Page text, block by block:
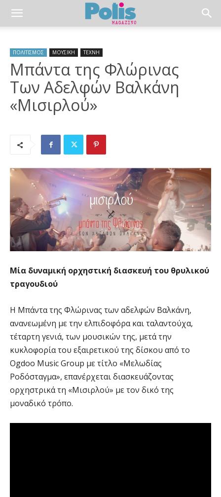
ΠΟΛΙΤΙΣΜΟΣ ΜΟΥΣΙΚΗ ΤΕΧΝΗ
Mπάντα της Φλώρινας
Των Αδελφών Βαλκάνη
«Μισιρλού»
Μία δυναμική ορχηστική διασκευή του θρυλικού
τραγουδιού
Η Μπάντα της Φλώρινας των αδελφών Βαλκάνη,
ανανεωμένη με την ελπιδοφόρα και ταλαντούχα,
τέταρτη γενιά, των μουσικών της, μετά την
κυκλοφορία του εξαιρετικού της δίσκου από το
Ogdoo Music Group με τίτλο «Μελωδίας
Ροδόσταγμα», επανέρχεται διασκευάζoντας
ορχηστρικά τη «Μισιρλού» με τον δικό της
μοναδικό τρόπο.